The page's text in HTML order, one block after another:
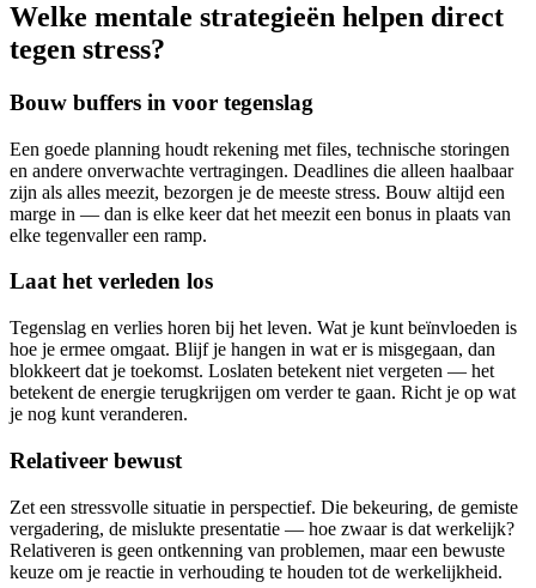
Welke mentale strategieën helpen direct
tegen stress?
Bouw buffers in voor tegenslag
Een goede planning houdt rekening met files, technische storingen
en andere onverwachte vertragingen. Deadlines die alleen haalbaar
zijn als alles meezit, bezorgen je de meeste stress. Bouw altijd een
marge in — dan is elke keer dat het meezit een bonus in plaats van
elke tegenvaller een ramp.
Laat het verleden los
Tegenslag en verlies horen bij het leven. Wat je kunt beïnvloeden is
hoe je ermee omgaat. Blijf je hangen in wat er is misgegaan, dan
blokkeert dat je toekomst. Loslaten betekent niet vergeten — het
betekent de energie terugkrijgen om verder te gaan. Richt je op wat
je nog kunt veranderen.
Relativeer bewust
Zet een stressvolle situatie in perspectief. Die bekeuring, de gemiste
vergadering, de mislukte presentatie — hoe zwaar is dat werkelijk?
Relativeren is geen ontkenning van problemen, maar een bewuste
keuze om je reactie in verhouding te houden tot de werkelijkheid.